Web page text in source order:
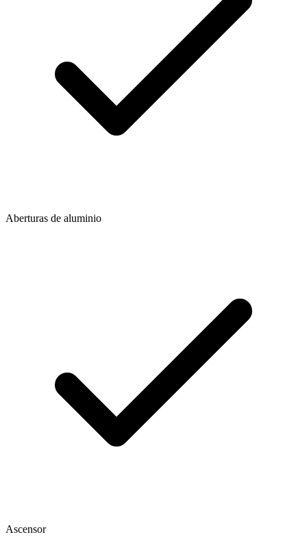
Aberturas de aluminio
Ascensor